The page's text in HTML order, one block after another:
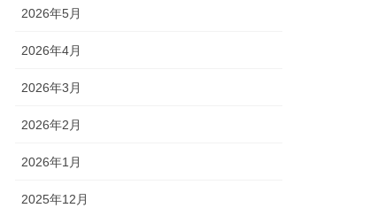
2026年5月
2026年4月
2026年3月
2026年2月
2026年1月
2025年12月